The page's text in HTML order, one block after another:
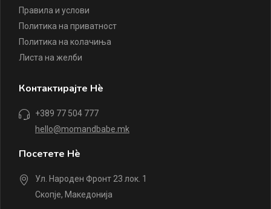
Правила и услови
Политика на приватност
Политика на колачиња
Листа на желби
Контактирајте Нè
+389 77 504 777
hello@momandbabe.mk
Посетете Нè
Ул. Народен Фронт 23 лок. 1
Скопје, Македонија